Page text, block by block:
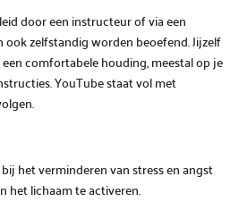
door een instructeur of via een
zelfstandig worden beoefend. Jijzelf
comfortabele houding, meestal op je
YouTube staat vol met
het verminderen van stress en angst
het lichaam te activeren.